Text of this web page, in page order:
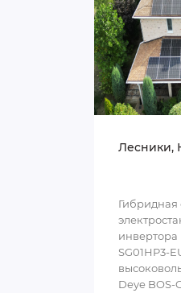
Лесники,
Гибридная
инвертора
SG01HP3-
Deye BOS-